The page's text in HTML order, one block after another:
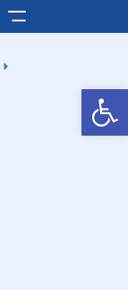
Otwórz pasek narzędzi
Pokaż/ukryj